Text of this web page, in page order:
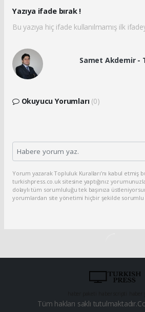
Yazıya ifade bırak !
Bu yazıya hiç ifade kullanılmamış ilk
Samet Akdemir -
Okuyucu Yorumları (0)
Yorum yazarak Topluluk Kuralları’nı kabul etmiş
turkishpress.co.uk sitesine yaptığınız
dolaylı tüm sorumluluğu tek başınıza
yorumlardan site yönetimi hiçbir şekilde sorumlu
Tüm hakları saklı